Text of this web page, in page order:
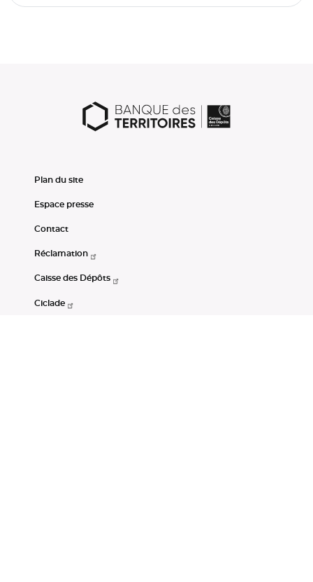
Plan du site
Espace presse
Contact
Réclamation
Caisse des Dépôts
Ciclade